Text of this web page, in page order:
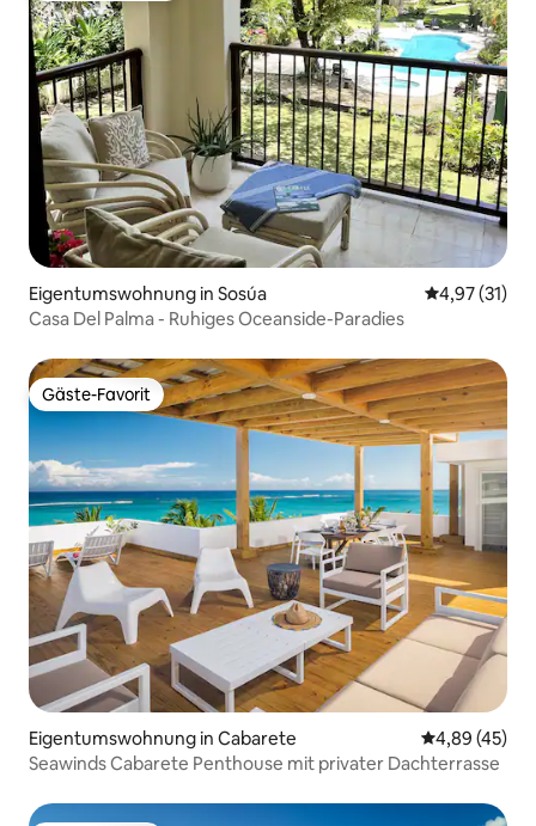
Eigentumswohnung in Sosúa
4,97 (31)
Casa Del Palma - Ruhiges Oceanside-Paradies
Gäste-Favorit
Gäste-Favorit
Eigentumswohnung in Cabarete
4,89 (45)
Seawinds Cabarete Penthouse mit privater Dachterrasse